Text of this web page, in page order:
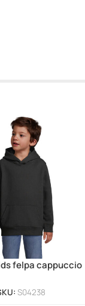
felpa cappuccio
S04238